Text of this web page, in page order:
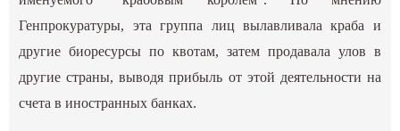
Генпрокуратуры, эта группа лиц вылавливала краба и
другие биоресурсы по квотам, затем продавала улов в
другие страны, выводя прибыль от этой деятельности на
счета в иностранных банках.